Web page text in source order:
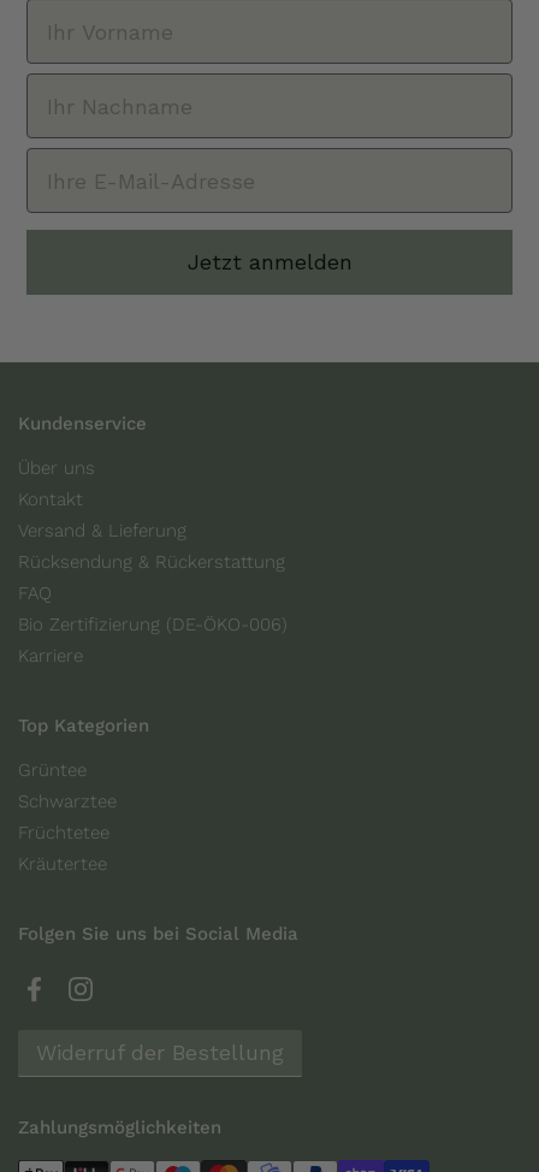
Jetzt anmelden
Kundenservice
Über uns
Kontakt
Versand & Lieferung
Rücksendung & Rückerstattung
FAQ
Bio Zertifizierung (DE-ÖKO-006)
Karriere
Top Kategorien
Grüntee
Schwarztee
Früchtetee
Kräutertee
Folgen Sie uns bei Social Media
FacebookInstagram
Widerruf der Bestellung
Zahlungsmöglichkeiten